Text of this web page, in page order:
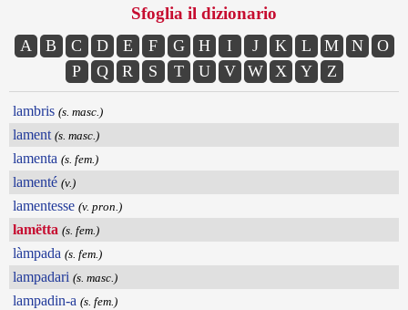
Sfoglia il dizionario
A B C D E F G H I J K L M N
O
P
Q R S T U V W X Y Z
lambris (s. masc.)
lament (s. masc.)
lamenta (s. fem.)
lamenté (v.)
lamentesse (v. pron.)
lamëtta (s. fem.)
làmpada (s. fem.)
lampadari (s. masc.)
lampadin-a (s. fem.)